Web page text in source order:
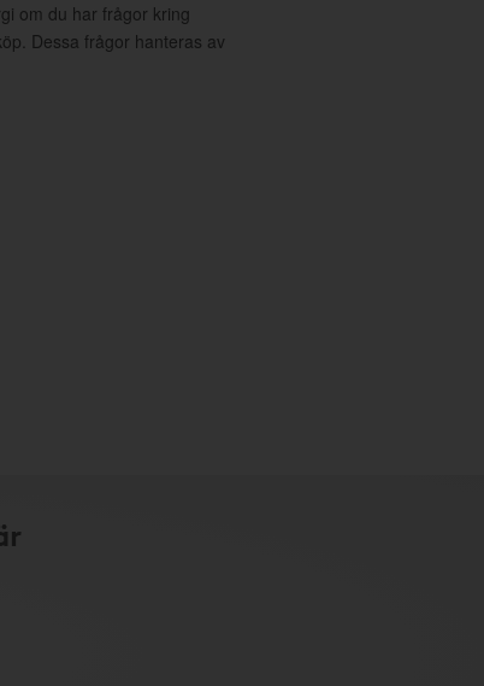
om du har frågor kring
Dessa frågor hanteras av